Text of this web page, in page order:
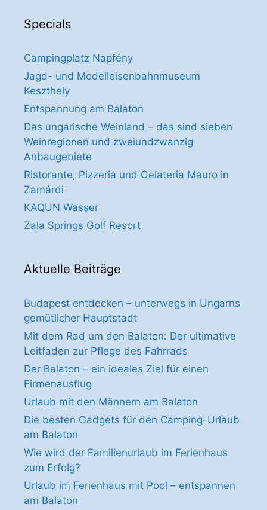
Specials
Campingplatz Napfény
Jagd- und Modelleisenbahnmuseum
Keszthely
Entspannung am Balaton
Das ungarische Weinland – das sind sieben
Weinregionen und zweiundzwanzig
Anbaugebiete
Ristorante, Pizzeria und Gelateria Mauro in
Zamárdi
KAQUN Wasser
Zala Springs Golf Resort
Aktuelle Beiträge
Budapest entdecken – unterwegs in Ungarns
gemütlicher Hauptstadt
Mit dem Rad um den Balaton: Der ultimative
Leitfaden zur Pflege des Fahrrads
Der Balaton – ein ideales Ziel für einen
Firmenausflug
Urlaub mit den Männern am Balaton
Die besten Gadgets für den Camping-Urlaub
am Balaton
Wie wird der Familienurlaub im Ferienhaus
zum Erfolg?
Urlaub im Ferienhaus mit Pool – entspannen
am Balaton